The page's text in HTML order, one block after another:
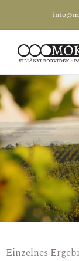
Einzelnes